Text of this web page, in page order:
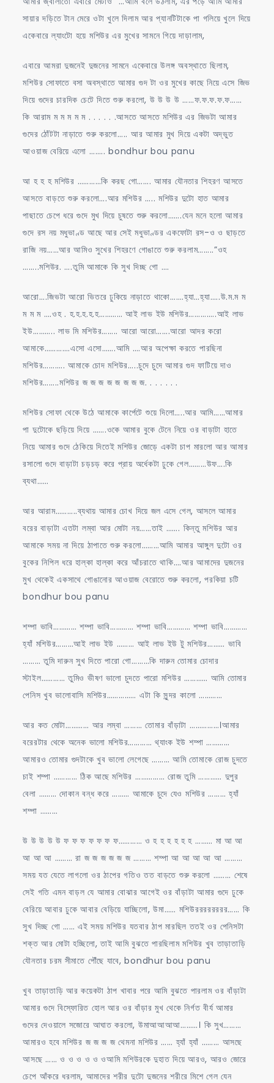
সায়ার দড়িতে টান মেরে ওটা খুলে দিলাম আর প্যানটিটাকে পা গলিয়ে খুলে দিয়ে
একেবারে ল্যাংটো হয়ে মশিউর এর মুখের সামনে গিয়ে দাড়ালাম,
এবারে আমরা দুজনেই দুজনের সামনে একেবারে উলঙ্গ অবস্থাতে ছিলাম,
মশিউর সোফাতে বসা অবস্থাতে আমার গুদ টা ওর মুখের কাছে নিয়ে এসে জিভ
দিয়ে গুদের চারদিক চেটে দিতে শুরু করলো, উ উ উ উ ……ফ.ফ.ফ.ফ.ফ……
কি আরাম ম ম ম ম ম . . . . . .আসতে আসতে মশিউর এর জিভটা আমার
গুদের ঠোঁটটা নাড়াতে শুরু করলো….. আর আমার মুখ দিয়ে একটা অদ্ভুত
আওয়াজ বেরিয়ে এলো …….. bondhur bou panu
আ হ হ হ মশিউর …………কি করছ গো……. আমার যৌনতার শিহরণ আসতে
আসতে বাড়তে শুরু করলো….আর মশিউর ….. মশিউর দুটো হাত আমার
পাছাতে চেপে ধরে গুদে মুখ দিয়ে চুষতে শুরু করলো…….যেন মনে হলো আমার
গুদে রস নয় মধুভাণ্ড আছে আর সেই মধুভাণ্ডর একফোটা রস-ও ও ছাড়তে
রাজি নয়……আর আমিও সুখের শিহরণে গোঙাতে শুরু করলাম……..”ওহ
……..মশিউর. ….তুমি আমাকে কি সুখ দিচ্ছ গো ….
আরো….জিভটা আরো ভিতরে ঢুকিয়ে নাড়াতে থাকো…….হ্যা…হ্যা…..উ.ম.ম ম
ম ম ম ….ওহ . হ.হ.হ.হ.হ………… আই লাভ ইউ মশিউর…………..আই লাভ
ইউ……….. লাভ মি মশিউর…….. আরো আরো…….আরো আদর করো
আমাকে………….এসো এসো…….আমি ….আর অপেক্ষা করতে পারছিনা
মশিউর……….. আমাকে চোদ মশিউর…..চুদে চুদে আমার গুদ ফাটিয়ে দাও
মশিউর……..মশিউর জ জ জ জ জ জ জ জ. . . . . . .
মশিউর সোফা থেকে উঠে আমাকে কার্পেটে শুয়ে দিলো…..আর আমি……আমার
পা দুটোকে ছড়িয়ে দিয়ে …….ওকে আমার বুকে টেনে নিয়ে ওর বাড়াটা হাতে
নিয়ে আমার গুদে ঠেকিয়ে দিতেই মশিউর জোড়ে একটা চাপ মারলো আর আমার
রসালো গুদে বাড়াটা চড়চড় করে প্রায় অর্ধেকটা ঢুকে গেল………উফ….কি
ব্যথা……
আর আরাম………..ব্যথায় আমার চোখ দিয়ে জল এসে গেল, আসলে আমার
বরের বাড়াটা এতটা লম্বা আর মোটা নয়……তাই ……. কিন্তু মশিউর আর
আমাকে সময় না দিয়ে ঠাপাতে শুরু করলো………আমি আমার আঙ্গুল দুটো ওর
বুকের নিপিল ধরে হাল্কা হাল্কা করে আঁচরাতে থাকি….আর আমাদের দুজনের
মুখ থেকেই একসাথে গোঙানোর আওয়াজ বেরোতে শুরু করলো, পরকিয়া চটি
bondhur bou panu
শম্পা ভাবি………… শম্পা ভাবি………… শম্পা ভাবি………… শম্পা ভাবি…………
হ্যাঁ মশিউর………আই লাভ ইউ ……… আই লাভ ইউ টু মশিউর……… ভাবি
……… তুমি দারুন সুখ দিতে পারো গো………কি দারুন তোমার চোদার
স্টাইল………… তুমিও ভীষণ ভালো চুদতে পারো মশিউর ………… আমি তোমার
পেনিস খুব ভালোবাসি মশিউর…………… এটা কি সুন্দর কালো …………
আর কত মোটা………… আর লম্বা ……… তোমার বাঁড়াটা ……………।আমার
বরেরটার থেকে অনেক ভালো মশিউর………… থ্যাংক ইউ শম্পা …………
আমারও তোমার গুদটাকে খুব ভালো লেগেছে ……… আমি তোমাকে রোজ চুদতে
চাই শম্পা ………… ঠিক আছে মশিউর …………… রোজ তুমি ………… দুপুর
বেলা ……… দোকান বন্ধ করে ……… আমাকে চুদে যেও মশিউর ……… হ্যাঁ
শম্পা ………
উ উ উ উ উ ফ ফ ফ ফ ফ ফ ফ………… ও হ হ হ হ হ হ ……… মা আ আ
আ আ আ ……… রা জ জ জ জ জ জ ……… শম্পা আ আ আ আ আ ………
সময় যত যেতে লাগলো ওর ঠাপের গতিও তত বাড়তে শুরু করলো ……… শেষে
সেই গতি এমন বাড়ল যে আমার বোঝার আগেই ওর বাঁড়াটা আমার গুদে ঢুকে
বেরিয়ে আবার ঢুকে আবার বেড়িয়ে যাচ্ছিলো, উমা…… মশিউরররররররর…… কি
সুখ দিচ্ছ গো …… এই সময় মশিউর যতবার ঠাপ মারছিল ততই ওর পেনিসটা
শক্ত আর মোটা হচ্ছিলো, তাই আমি বুঝতে পারছিলাম মশিউর খুব তাড়াতাড়ি
যৌনতার চরম সীমাতে পৌঁছে যাবে, bondhur bou panu
খুব তাড়াতাড়ি আর কয়েকটা ঠাপ খাবার পরে আমি বুঝতে পারলাম ওর বাঁড়াটা
আমার গুদে বিস্ফোরিত হোল আর ওর বাঁড়ার মুখ থেকে নির্গত বীর্য আমার
গুদের দেওয়ালে সজোরে আঘাত করলো, উমাআআআআ………। কি সুখ………
আমারও হবে মশিউর জ জ জ জ থেমনা মশিউর …… হ্যাঁ হ্যাঁ ……… আসছে
আসছে …… ও ও ও ও ও ওআমি মশিউরকে দুহাত দিয়ে আরও, আরও জোরে
চেপে আঁকরে ধরলাম, আমাদের শরীর দুটো দুজনের শরীরে মিশে গেল যেন